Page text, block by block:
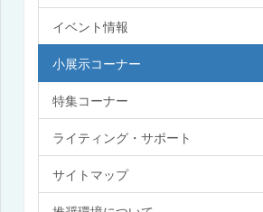
イベント情報
小展示コーナー
特集コーナー
ライティング・サポート
サイトマップ